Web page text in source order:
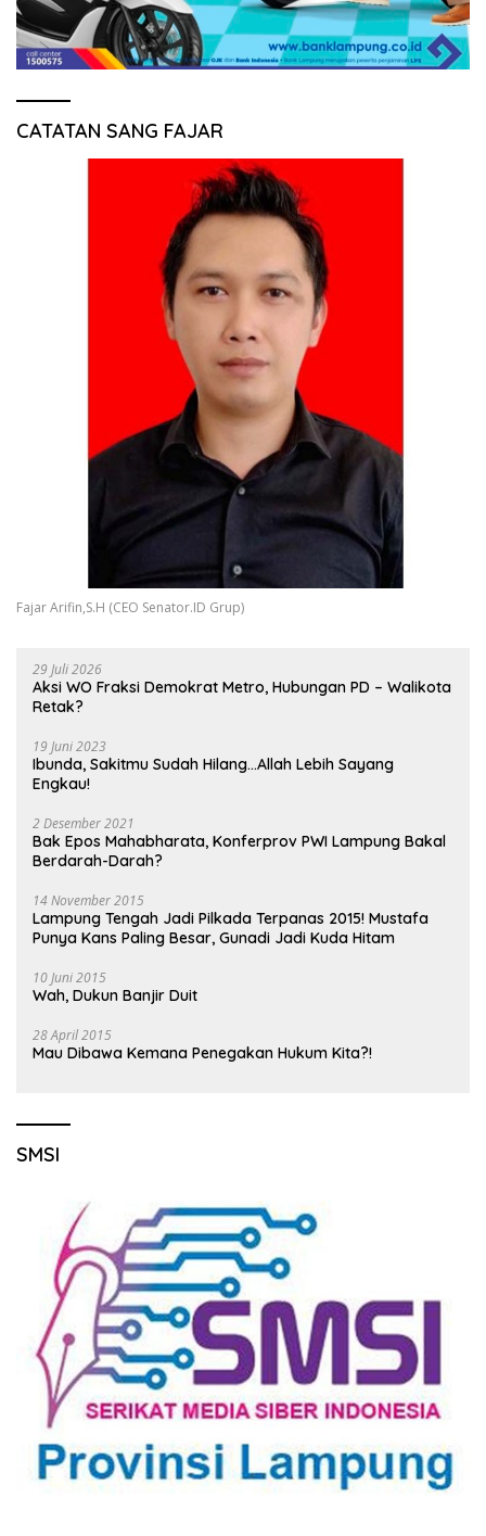
CATATAN SANG FAJAR
Fajar Arifin,S.H (CEO Senator.ID Grup)
29 Juli 2026
Aksi WO Fraksi Demokrat Metro, Hubungan PD – Walikota
Retak?
19 Juni 2023
Ibunda, Sakitmu Sudah Hilang…Allah Lebih Sayang
Engkau!
2 Desember 2021
Bak Epos Mahabharata, Konferprov PWI Lampung Bakal
Berdarah-Darah?
14 November 2015
Lampung Tengah Jadi Pilkada Terpanas 2015! Mustafa
Punya Kans Paling Besar, Gunadi Jadi Kuda Hitam
10 Juni 2015
Wah, Dukun Banjir Duit
28 April 2015
Mau Dibawa Kemana Penegakan Hukum Kita?!
SMSI